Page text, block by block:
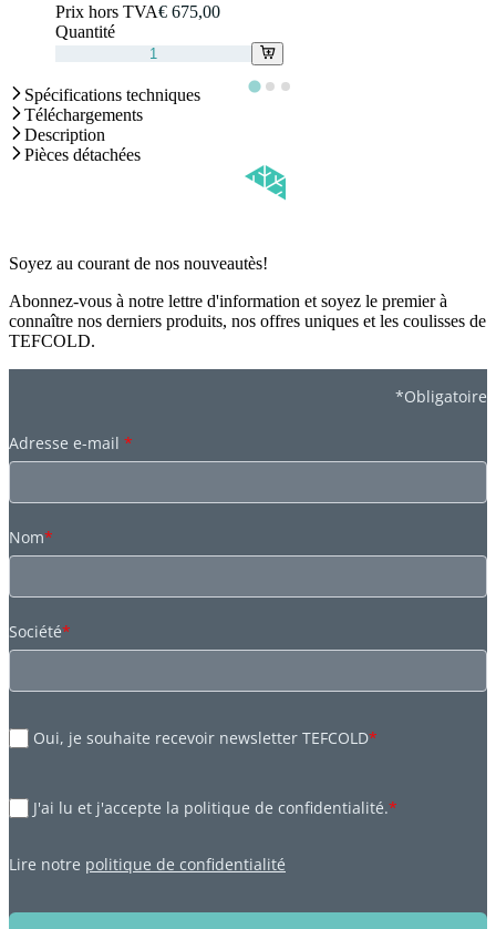
Prix hors TVA€ 675,00
Quantité
Spécifications techniques
Téléchargements
Description
Pièces détachées
Soyez au courant de nos nouveautès!
Abonnez-vous à notre lettre d'information et soyez le premier à
connaître nos derniers produits, nos offres uniques et les coulisses de
TEFCOLD.
*Obligatoire
Adresse e-mail *
Nom*
Société*
Oui, je souhaite recevoir newsletter TEFCOLD*
J'ai lu et j'accepte la politique de confidentialité.*
Lire notre politique de confidentialité